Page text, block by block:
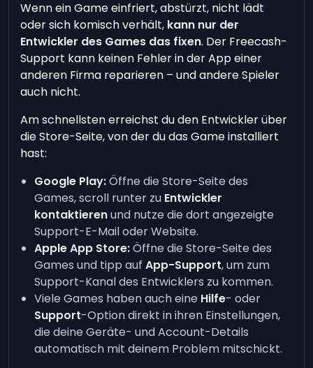
Wenn ein Game einfriert, abstürzt, nicht lädt
oder sich komisch verhält, kann nur der
Entwickler des Games das fixen. Der Freecash-
Support kann keinen Fehler in der App einer
anderen Firma reparieren – und andere Spieler
auch nicht.
Am schnellsten erreichst du den Entwickler über
die Store-Seite, von der du das Game installiert
hast:
Google Play:Öffne die Store-Seite des
Games, scroll runter zu Entwickler
kontaktierenund nutze die dort angezeigte
Support-E-Mail oder Website.
Apple App Store:Öffne die Store-Seite des
Games und tipp aufApp-Support, um zum
Support-Kanal des Entwicklers zu kommen.
Viele Games haben auch eine Hilfe- oder
Support-Option direkt in ihren Einstellungen,
die deine Geräte- und Account-Details
automatisch mit deinem Problem mitschickt.